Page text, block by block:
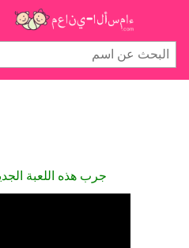
جرب هذه اللعبة